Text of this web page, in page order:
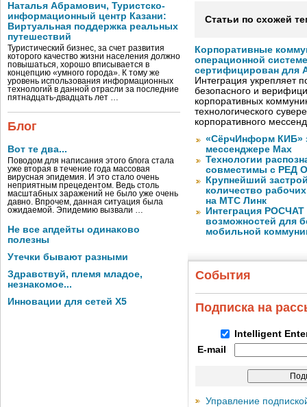
Наталья Абрамович, Туристско-
информационный центр Казани:
Виртуальная поддержка реальных
путешествий
Туристический бизнес, за счет развития
которого качество жизни населения должно
повышаться, хорошо вписывается в
концепцию «умного города». К тому же
уровень использования информационных
технологий в данной отрасли за последние
пятнадцать-двадцать лет …
Блог
Вот те два...
Поводом для написания этого блога стала
уже вторая в течение года массовая
вирусная эпидемия. И это стало очень
неприятным прецедентом. Ведь столь
масштабных заражений не было уже очень
давно. Впрочем, данная ситуация была
ожидаемой. Эпидемию вызвали …
Не все апдейты одинаково
полезны
Утечки бывают разными
Здравствуй, племя младое,
незнакомое...
Инновации для сетей X5
Статьи по схожей
Корпоративные
операционной
сертифицирован для
Интеграция укрепляет
безопасного и
корпоративных
технологического
корпоративного
«СёрчИнформ КИБ»
мессенджере Max
Технологии
совместимы с РЕД
Крупнейший
количество
на МТС Линк
Интеграция
возможностей для
мобильной
События
Подписка на
Intelligent
E-mail
Управление